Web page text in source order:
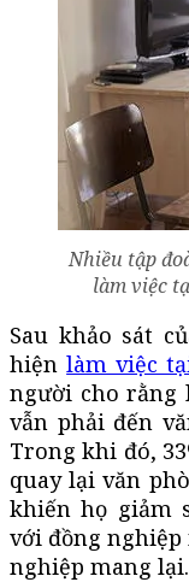
Nhiều tập
làm việc
Sau khảo sát
hiệnlàm việc
người cho rằng
vẫn phải đến
Trong khi đó,
quay lại văn
khiến họ giảm
với đồng
nghiệp mang lại.